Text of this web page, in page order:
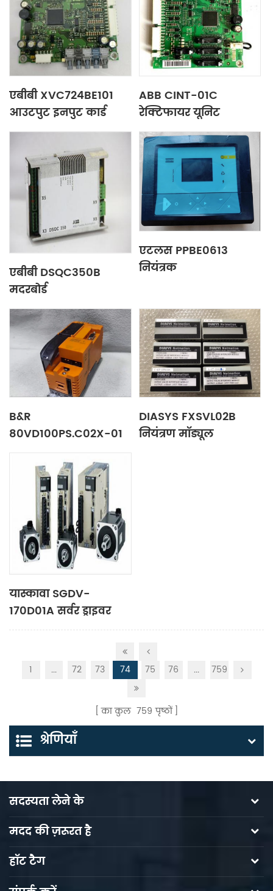
एबीबी XVC724BE101
आउटपुट इनपुट कार्ड
ABB CINT-01C
रेक्टिफायर यूनिट
एबीबी DSQC350B
मदरबोर्ड
एटलस PPBE0613
नियंत्रक
B&R
80VD100PS.C02X-01
DIASYS FXSVL02B
नियंत्रण मॉड्यूल
यास्कावा SGDV-
170D01A सर्वर ड्राइवर
1 ... 72 73 74 75 76 ... 759
का कुल 759 पृष्ठों
श्रेणियाँ
सदस्यता लेने के
मदद की ज़रूरत है
हॉट टैग